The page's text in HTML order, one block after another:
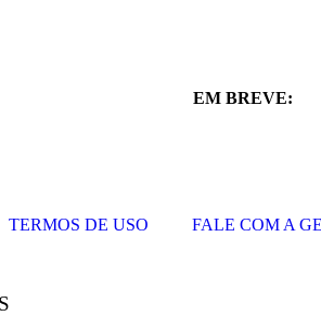
EM BREVE:
TERMOS DE USO FALE COM A